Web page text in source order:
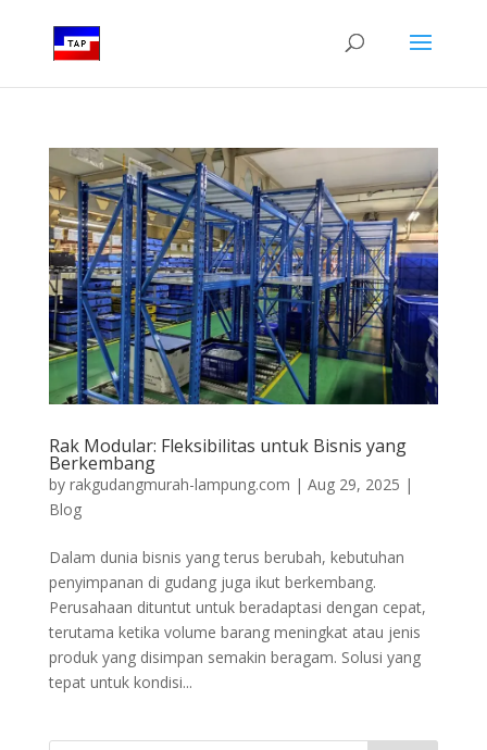
Rak Modular: Fleksibilitas untuk Bisnis yang
Berkembang
by rakgudangmurah-lampung.com | Aug 29, 2025 |
Blog
Dalam dunia bisnis yang terus berubah, kebutuhan
penyimpanan di gudang juga ikut berkembang.
Perusahaan dituntut untuk beradaptasi dengan cepat,
terutama ketika volume barang meningkat atau jenis
produk yang disimpan semakin beragam. Solusi yang
tepat untuk kondisi...